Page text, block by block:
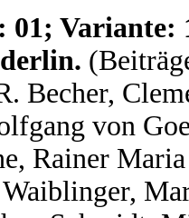
01; Variante:
Becher,
von
Rainer